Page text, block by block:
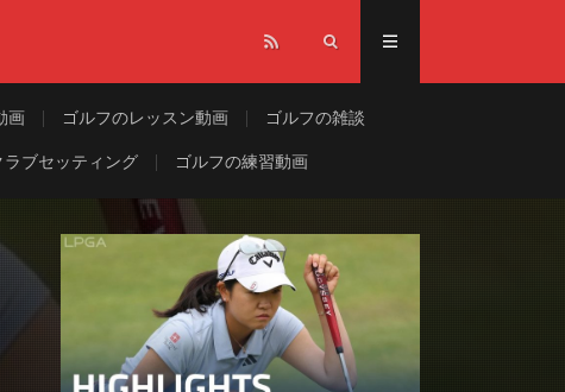
画 ゴルフのレッスン動画 ゴルフの雑談
ラブセッティング ゴルフの練習動画